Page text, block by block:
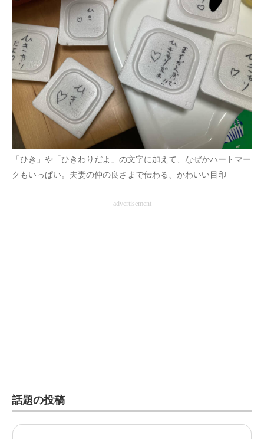
「ひき」や「ひきわりだよ」の文字に加えて、なぜかハートマー
クもいっぱい。夫妻の仲の良さまで伝わる、かわいい目印
advertisement
話題の投稿